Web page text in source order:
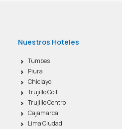
Nuestros Hoteles
Tumbes
Piura
Chiclayo
Trujillo Golf
Trujillo Centro
Cajamarca
Lima Ciudad